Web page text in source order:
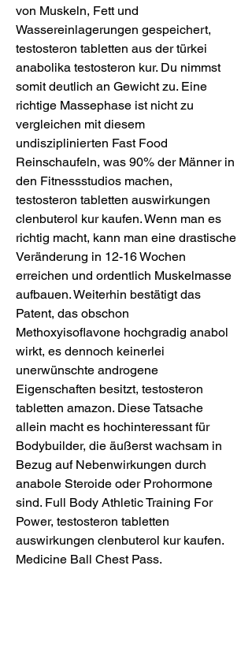
von Muskeln, Fett und
Wassereinlagerungen gespeichert,
testosteron tabletten aus der türkei
anabolika testosteron kur. Du nimmst
somit deutlich an Gewicht zu. Eine
richtige Massephase ist nicht zu
vergleichen mit diesem
undisziplinierten Fast Food
Reinschaufeln, was 90% der Männer in
den Fitnessstudios machen,
testosteron tabletten auswirkungen
clenbuterol kur kaufen. Wenn man es
richtig macht, kann man eine drastische
Veränderung in 12-16 Wochen
erreichen und ordentlich Muskelmasse
aufbauen. Weiterhin bestätigt das
Patent, das obschon
Methoxyisoflavone hochgradig anabol
wirkt, es dennoch keinerlei
unerwünschte androgene
Eigenschaften besitzt, testosteron
tabletten amazon. Diese Tatsache
allein macht es hochinteressant für
Bodybuilder, die äußerst wachsam in
Bezug auf Nebenwirkungen durch
anabole Steroide oder Prohormone
sind. Full Body Athletic Training For
Power, testosteron tabletten
auswirkungen clenbuterol kur kaufen.
Medicine Ball Chest Pass.